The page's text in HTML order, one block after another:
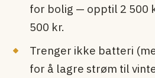
for bolig — opptil 2 500
500 kr.
Trenger ikke batteri
for å lagre strøm til